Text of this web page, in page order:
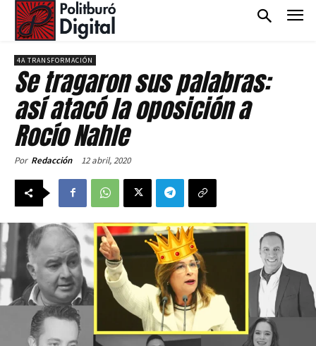
4A TRANSFORMACIÓN
Se tragaron sus palabras:
así atacó la oposición a
Rocío Nahle
Por Redacción 12 abril, 2020